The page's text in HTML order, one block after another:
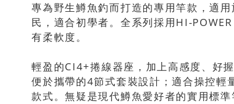
專為野生鱒魚釣而打造的專用竿款，適
民，適合初學者。全系列採用HI-
有柔軟度。
輕盈的CI4+捲線器座，加上高感度、好
便於攜帶的4節式套裝設計；適合操控輕
款式。無疑是現代鱒魚愛好者的實用標準